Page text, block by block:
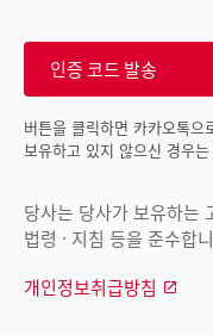
인증 코드 발송
버튼을 클릭하면 카카오톡
보유하고 있지 않으신 경우
당사는 당사가 보유하는
법령 · 지침 등을 준수합
개인정보취급방침